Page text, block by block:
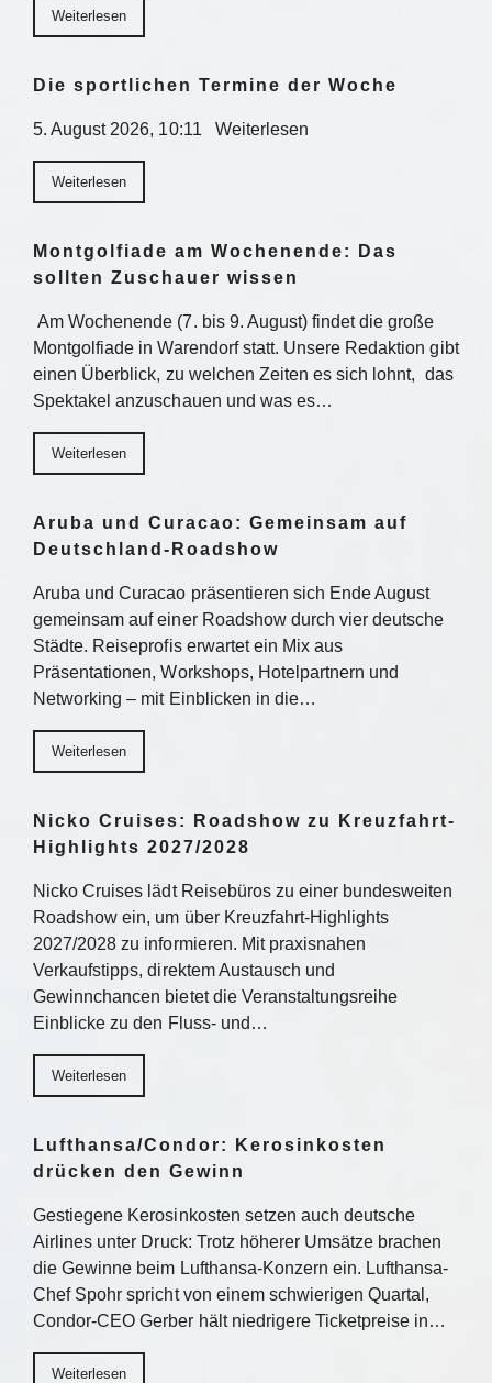
Weiterlesen
Die sportlichen Termine der Woche
5. August 2026, 10:11 Weiterlesen
Weiterlesen
Montgolfiade am Wochenende: Das
sollten Zuschauer wissen
Am Wochenende (7. bis 9. August) findet die große
Montgolfiade in Warendorf statt. Unsere Redaktion gibt
einen Überblick, zu welchen Zeiten es sich lohnt, das
Spektakel anzuschauen und was es…
Weiterlesen
Aruba und Curacao: Gemeinsam auf
Deutschland-Roadshow
Aruba und Curacao präsentieren sich Ende August
gemeinsam auf einer Roadshow durch vier deutsche
Städte. Reiseprofis erwartet ein Mix aus
Präsentationen, Workshops, Hotelpartnern und
Networking – mit Einblicken in die…
Weiterlesen
Nicko Cruises: Roadshow zu Kreuzfahrt-
Highlights 2027/2028
Nicko Cruises lädt Reisebüros zu einer bundesweiten
Roadshow ein, um über Kreuzfahrt-Highlights
2027/2028 zu informieren. Mit praxisnahen
Verkaufstipps, direktem Austausch und
Gewinnchancen bietet die Veranstaltungsreihe
Einblicke zu den Fluss- und…
Weiterlesen
Lufthansa/Condor: Kerosinkosten
drücken den Gewinn
Gestiegene Kerosinkosten setzen auch deutsche
Airlines unter Druck: Trotz höherer Umsätze brachen
die Gewinne beim Lufthansa-Konzern ein. Lufthansa-
Chef Spohr spricht von einem schwierigen Quartal,
Condor-CEO Gerber hält niedrigere Ticketpreise in…
Weiterlesen